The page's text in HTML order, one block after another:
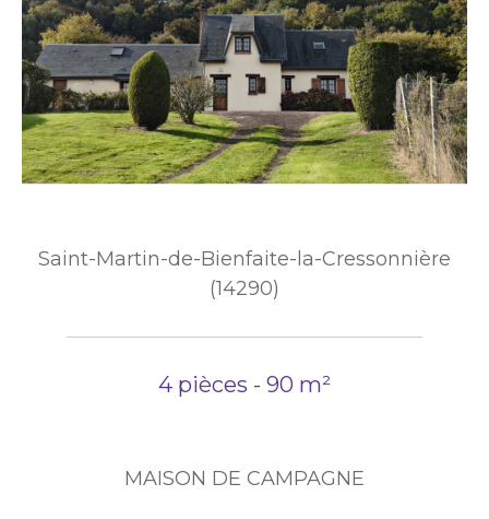
Saint-Martin-de-Bienfaite-la-Cressonnière
(14290)
4 pièces - 90 m²
MAISON DE CAMPAGNE